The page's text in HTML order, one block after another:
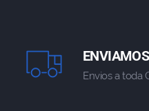
Envios a toda